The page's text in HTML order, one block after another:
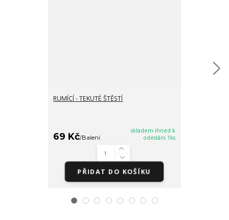
RUMÍCÍ - TEKUTÉ ŠTĚSTÍ
69 Kč/Balení
skladem ihned k
odeslání 1ks
PŘIDAT DO KOŠÍKU